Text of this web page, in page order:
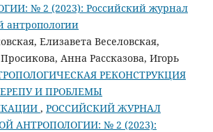
№ 2 (2023): Российский журнал
антропологии
Елизавета Веселовская,
Анна Рассказова, Игорь
РЕКОНСТРУКЦИЯ
И ПРОБЛЕМЫ
, РОССИЙСКИЙ ЖУРНАЛ
АНТРОПОЛОГИИ: № 2 (2023):